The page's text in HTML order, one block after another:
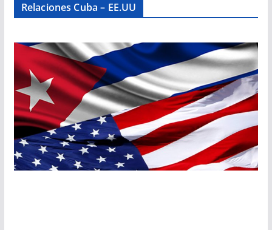
Relaciones Cuba – EE.UU